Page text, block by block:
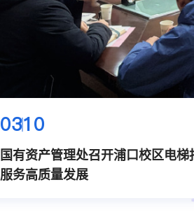
0310
国有资产管理处召开浦口校区电
服务高质量发展